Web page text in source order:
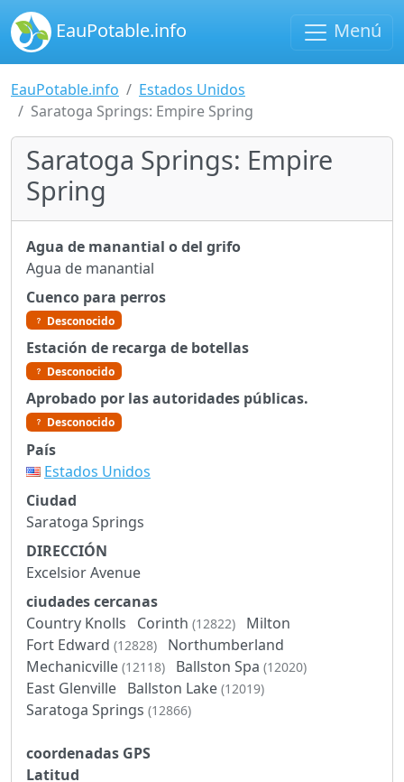
EauPotable.info Menú
EauPotable.info
Estados Unidos
Saratoga Springs: Empire Spring
Saratoga Springs: Empire
Spring
Agua de manantial o del grifo
Agua de manantial
Cuenco para perros
Desconocido
Estación de recarga de botellas
Desconocido
Aprobado por las autoridades públicas.
Desconocido
País
Estados Unidos
Ciudad
Saratoga Springs
DIRECCIÓN
Excelsior Avenue
ciudades cercanas
Country Knolls
Corinth (12822)
Milton
Fort Edward (12828)
Northumberland
Mechanicville (12118) Ballston Spa (12020)
East Glenville Ballston Lake (12019)
Saratoga Springs (12866)
coordenadas GPS
Latitud